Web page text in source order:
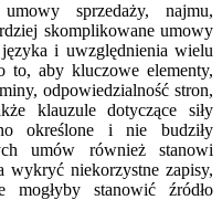
sprzedaży, najmu,
skomplikowane umowy
i uwzględnienia wielu
to, aby kluczowe elementy,
odpowiedzialność stron,
klauzule dotyczące siły
określone i nie budziły
umów również stanowi
wykryć niekorzystne zapisy,
stanowić źródło